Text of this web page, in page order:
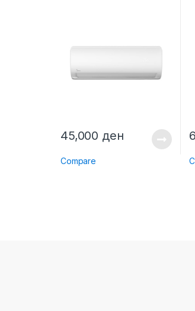
45,000 ден
Compare